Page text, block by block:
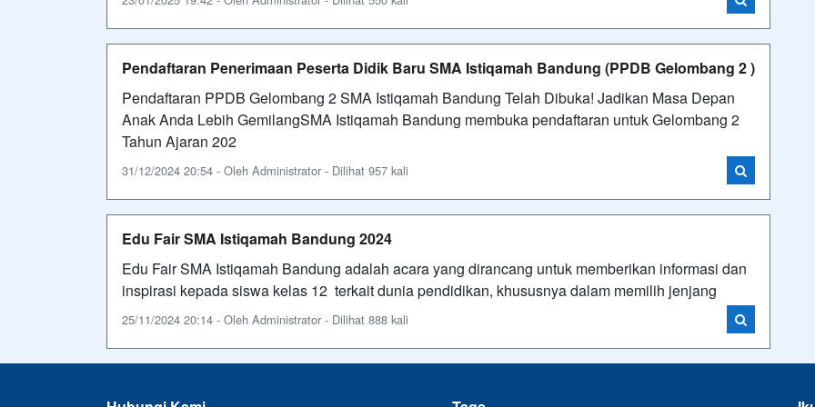
Pendaftaran Penerimaan Peserta Didik Baru SMA Istiqamah Bandung (PPDB Gelombang 2 )
Pendaftaran PPDB Gelombang 2 SMA Istiqamah Bandung Telah Dibuka! Jadikan Masa Depan
Anak Anda Lebih GemilangSMA Istiqamah Bandung membuka pendaftaran untuk Gelombang 2
Tahun Ajaran 202
31/12/2024 20:54 - Oleh Administrator - Dilihat 957 kali
Edu Fair SMA Istiqamah Bandung 2024
Edu Fair SMA Istiqamah Bandung adalah acara yang dirancang untuk memberikan informasi dan
inspirasi kepada siswa kelas 12 terkait dunia pendidikan, khususnya dalam memilih jenjang
25/11/2024 20:14 - Oleh Administrator - Dilihat 888 kali